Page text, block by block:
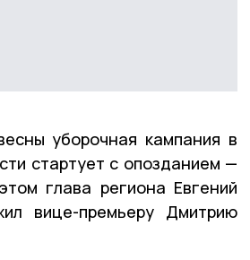
уборочная кампания в
стартует с опозданием —
глава региона Евгений
вице-премьеру Дмитрию